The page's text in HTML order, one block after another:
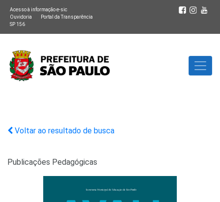
Acesso à informação e-sic
Ouvidoria
Portal da Transparência
SP 156
Voltar ao resultado de busca
Publicações Pedagógicas